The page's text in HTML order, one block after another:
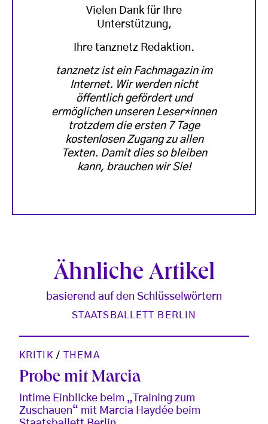
Vielen Dank für Ihre
Unterstützung,
Ihre tanznetz Redaktion.
tanznetz ist ein Fachmagazin im
Internet. Wir werden nicht
öffentlich gefördert und
ermöglichen unseren Leser*innen
trotzdem die ersten 7 Tage
kostenlosen Zugang zu allen
Texten. Damit dies so bleiben
kann, brauchen wir Sie!
Ähnliche Artikel
basierend auf den Schlüsselwörtern
STAATSBALLETT BERLIN
KRITIK / THEMA
Probe mit Marcia
Intime Einblicke beim „Training zum
Zuschauen“ mit Marcia Haydée beim